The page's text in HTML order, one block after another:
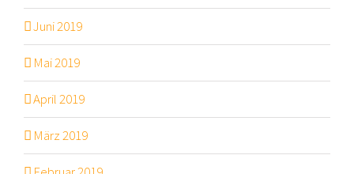
Juni 2019
Mai 2019
April 2019
März 2019